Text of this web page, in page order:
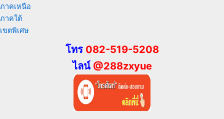
ภาคเหนือ
ภาคใต้
เขตพิเศษ
โทร 082-519-5208
ไลน์ @288zxyue